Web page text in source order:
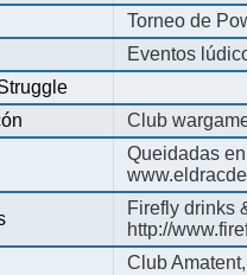
Torneo de
Eventos
Club
Queidadas
Firefly drinks
http://
Club